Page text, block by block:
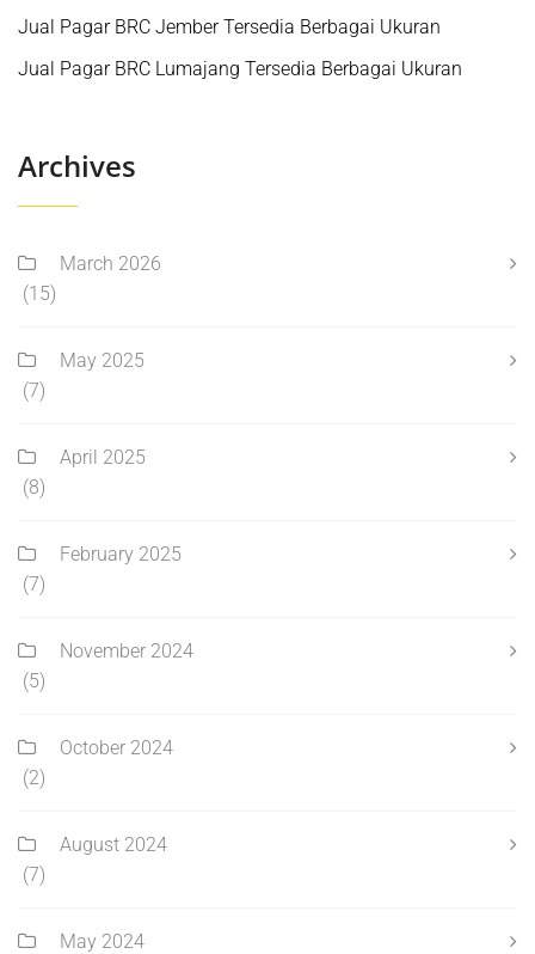
Jual Pagar BRC Jember Tersedia Berbagai Ukuran
Jual Pagar BRC Lumajang Tersedia Berbagai Ukuran
Archives
March 2026
(15)
May 2025
(7)
April 2025
(8)
February 2025
(7)
November 2024
(5)
October 2024
(2)
August 2024
(7)
May 2024